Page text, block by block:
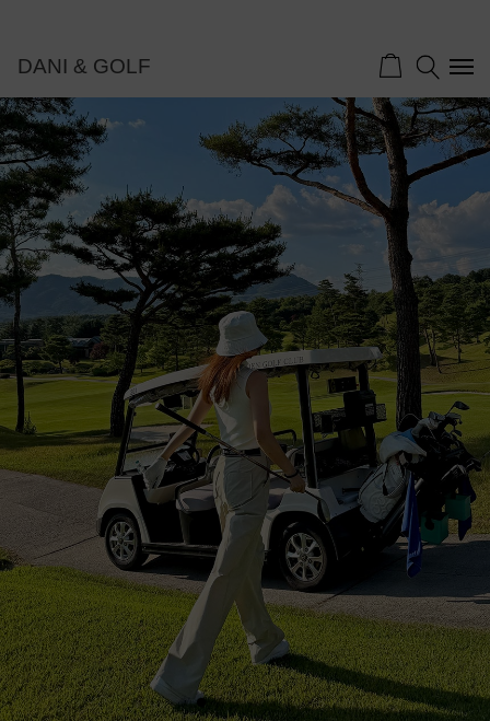
DANI & GOLF